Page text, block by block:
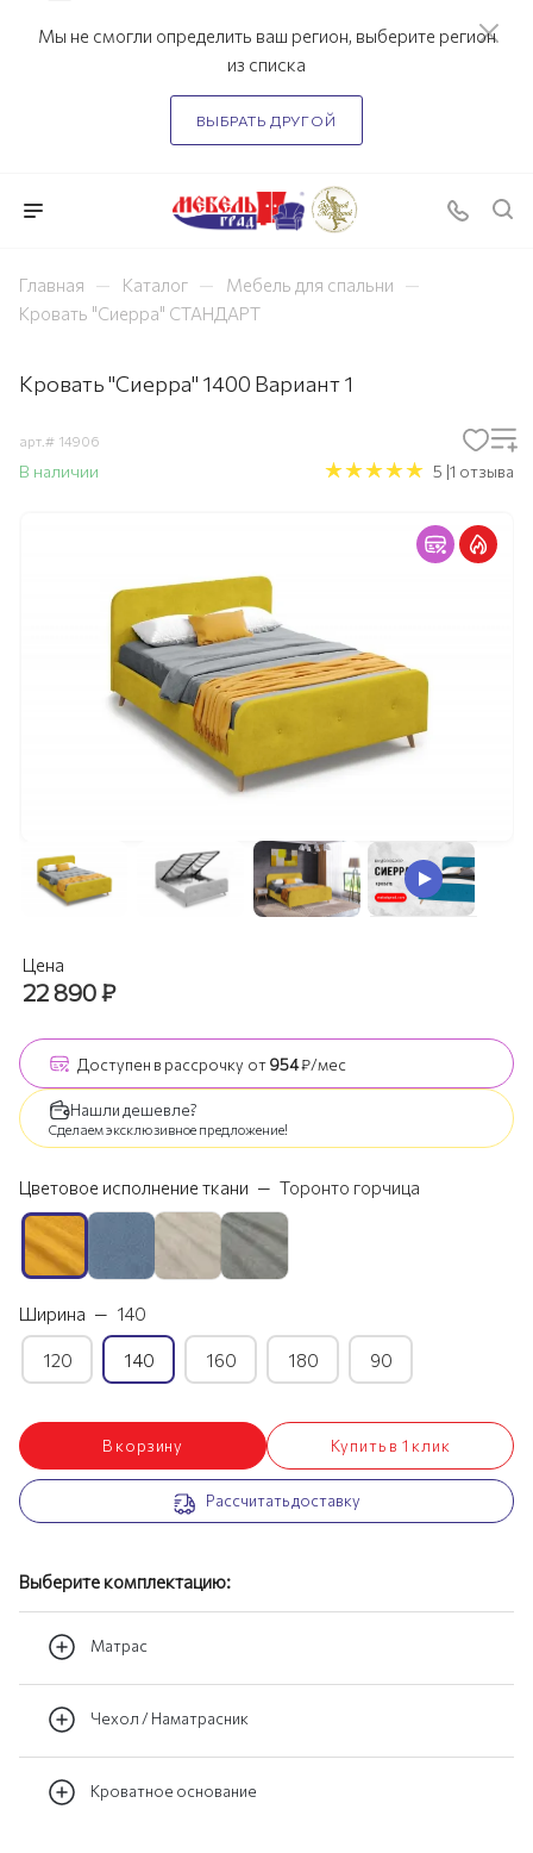
Мы не смогли определить ваш регион, выберите регион
из списка
ВЫБРАТЬ ДРУГОЙ
Главная — Каталог — Мебель для спальни —
Кровать "Сиерра" СТАНДАРТ
Кровать "Сиерра" 1400 Вариант 1
арт.# 14906
В наличии 5 |1 отзыва
Цена
22 890₽
Доступен в рассрочку от954₽/мес
Нашли дешевле?
Сделаем эксклюзивное предложение!
Цветовое исполнение ткани — Торонто горчица
Ширина — 140
120 140 160 180 90
В корзину Купить в 1 клик
Рассчитать доставку
Выберите комплектацию:
Матрас
Чехол / Наматрасник
Кроватное основание